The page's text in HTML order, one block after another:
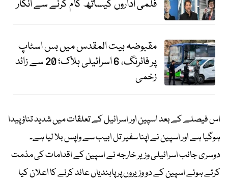
فلمی اداروں کیساتھ کام کرنے سے انکار
مقبوضہ بیت المقدس میں بس اسٹاپ
پر فائرنگ، 6 اسرائیلی ہلاک؛ 20 سے زائد
زخمی
اس فیصلے کے بعد اسپین اور اسرائیل کے تعلقات میں شدید تناؤ پیدا
ہوگیا ہے اور اسپین نے اپنا سفیر تل ابیب سے واپس بلا لیا ہے۔
دوسری جانب اسرائیلی وزیر خارجہ نے اسپین کے اقدامات کی مذمت
کرتے ہوئے اسپین کے دو وزیروں پر پابندیاں عائد کرنے کا اعلان کیا